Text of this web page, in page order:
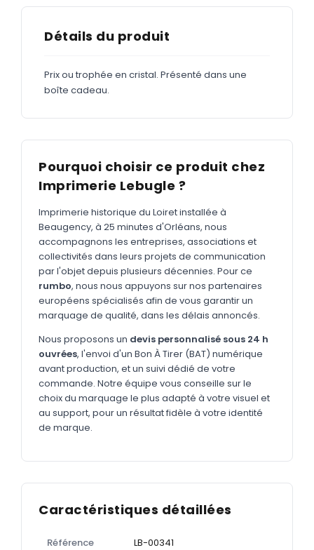
ADHÉSIFS
Adhésifs vitrine
MARQUAGE TEXTILE
Tee-shirts Nouveau
Polos Nouveau
Sweatshirts
GOODIES
Catalogue complet Nouveau
Bureau & écriture
Sacs & voyages
Verres & déjeuner
Technologie
Détails du produit
Prix ou trophée en cristal. Présenté dans une
boîte cadeau.
Pourquoi choisir ce produit chez
Imprimerie Lebugle ?
Imprimerie historique du Loiret installée à
Beaugency, à 25 minutes d'Orléans, nous
accompagnons les entreprises, associations et
collectivités dans leurs projets de communication
par l'objet depuis plusieurs décennies. Pour ce
rumbo, nous nous appuyons sur nos partenaires
européens spécialisés afin de vous garantir un
marquage de qualité, dans les délais annoncés.
Nous proposons un devis personnalisé sous 24 h
ouvrées, l'envoi d'un Bon À Tirer (BAT) numérique
avant production, et un suivi dédié de votre
commande. Notre équipe vous conseille sur le
choix du marquage le plus adapté à votre visuel et
au support, pour un résultat fidèle à votre identité
de marque.
Caractéristiques détaillées
Référence LB-00341